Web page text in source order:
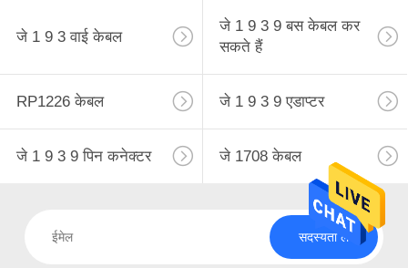
जे 1 9 3 वाई केबल
जे 1 9 3 9 बस केबल कर
सकते हैं
RP1226 केबल जे 1 9 3 9 एडाप्टर
जे 1 9 3 9 पिन कनेक्टर जे 1708 केबल
सदस्यता लें